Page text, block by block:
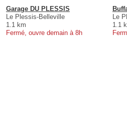
Garage DU PLESSIS
Le Plessis-Belleville
1.1 km
Fermé, ouvre demain à 8h
Le
1.1